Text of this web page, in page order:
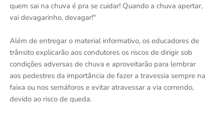
quem sai na chuva é pra se cuidar! Quando a chuva apertar,
vai devagarinho, devagar!"
Além de entregar o material informativo, os educadores de
trânsito explicarão aos condutores os riscos de dirigir sob
condições adversas de chuva e aproveitarão para lembrar
aos pedestres da importância de fazer a travessia sempre na
faixa ou nos semáforos e evitar atravessar a via correndo,
devido ao risco de queda.